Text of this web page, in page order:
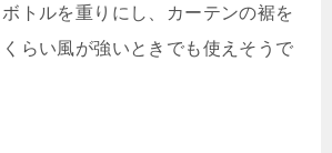
トルを重りにし、カーテンの裾を
らい風が強いときでも使えそうで